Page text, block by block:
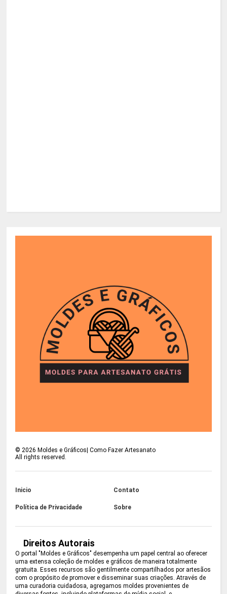
©2026 Moldes e Gráficos| Como Fazer Artesanato
All rights reserved.
Inicio Contato
Política de Privacidade Sobre
Direitos Autorais
O portal "Moldes e Gráficos" desempenha um papel central ao oferecer
uma extensa coleção de moldes e gráficos de maneira totalmente
gratuita. Esses recursos são gentilmente compartilhados por artesãos
com o propósito de promover e disseminar suas criações. Através de
uma curadoria cuidadosa, agregamos moldes provenientes de